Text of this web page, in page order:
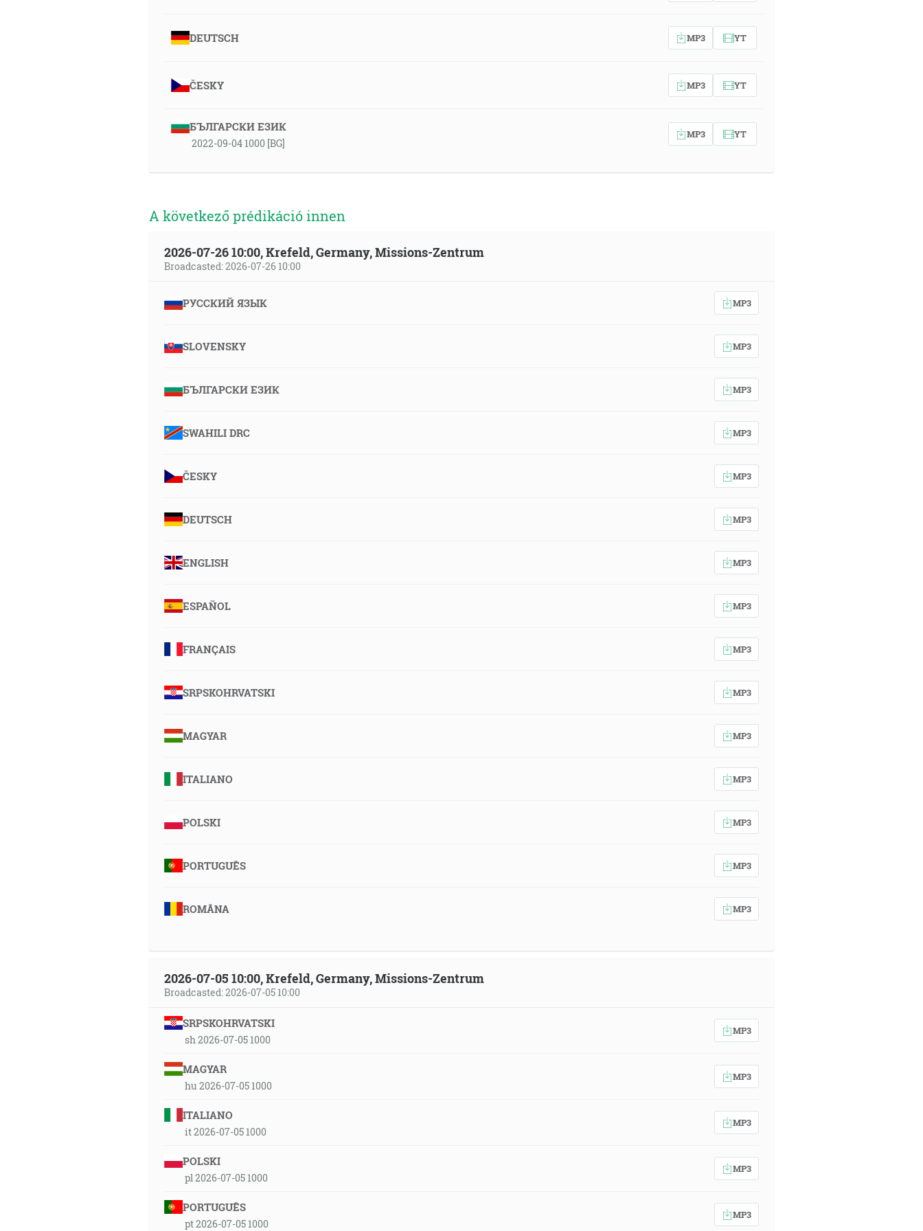
DEUTSCH MP3 YT
ČESKY MP3 YT
БЪЛГАРСКИ ЕЗИК
2022-09-04 1000 [BG]
MP3 YT
A következő prédikáció innen
2026-07-26 10:00, Krefeld, Germany, Missions-Zentrum
Broadcasted: 2026-07-26 10:00
РУССКИЙ ЯЗЫК MP3
SLOVENSKY MP3
БЪЛГАРСКИ ЕЗИК MP3
SWAHILI DRC MP3
ČESKY MP3
DEUTSCH MP3
ENGLISH MP3
ESPAÑOL MP3
FRANÇAIS MP3
SRPSKOHRVATSKI MP3
MAGYAR MP3
ITALIANO MP3
POLSKI MP3
PORTUGUÊS MP3
ROMÂNA MP3
2026-07-05 10:00, Krefeld, Germany, Missions-Zentrum
Broadcasted: 2026-07-05 10:00
SRPSKOHRVATSKI
sh 2026-07-05 1000
MP3
MAGYAR
hu 2026-07-05 1000
MP3
ITALIANO
it 2026-07-05 1000
MP3
POLSKI
pl 2026-07-05 1000
MP3
PORTUGUÊS
pt 2026-07-05 1000
MP3